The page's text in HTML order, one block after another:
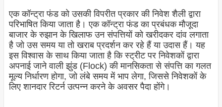
एक कॉन्ट्रा फंड को उसकी विपरीत प्रकार की निवेश शैली द्वारा
परिभाषित किया जाता है। एक कॉन्ट्रा फंड का प्रबंधक मौजूदा
बाजार के रुझान के खिलाफ उन संपत्तियों को खरीदकर दांव लगाता
है जो उस समय या तो खराब प्रदर्शन कर रहे हैं या उदास हैं। यह
इस विश्वास के साथ किया जाता है कि स्ट्रीट पर निवेशकों द्वारा
अपनाई जाने वाली झुंड (Flock) की मानसिकता से संपत्ति का गलत
मूल्य निर्धारण होगा, जो लंबे समय में भाप लेगा, जिससे निवेशकों के
लिए शानदार रिटर्न उत्पन्न करने के अवसर पैदा होंगे।